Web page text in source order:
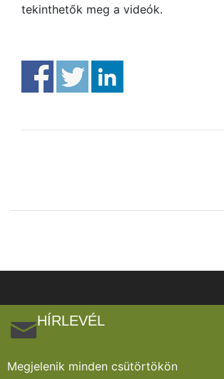
tekinthetők meg a videók.
HÍRLEVÉL
Megjelenik minden csütörtökön